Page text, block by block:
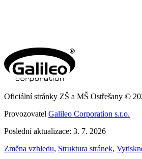
Oficiální stránky ZŠ a MŠ Ostřešany ©
Provozovatel Galileo Corporation s.r.o.
Poslední aktualizace: 3. 7. 2026
Změna vzhledu, Struktura stránek,